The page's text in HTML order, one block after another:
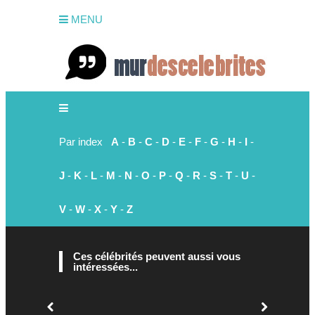
MENU
Par index A - B - C - D - E - F - G - H - I -
J - K - L - M - N - O - P - Q - R - S - T - U -
V - W - X - Y - Z
Ces célébrités peuvent aussi vous
intéressées...